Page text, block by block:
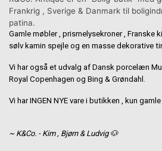
Frankrig , Sverige & Danmark til
patina.
Gamle møbler , prismelysekroner , Franske
sølv kamin spejle og en masse dekorative
Vi har også et udvalg af Dansk porcelæn
Royal Copenhagen og Bing & Grøndahl.
Vi har INGEN NYE vare i butikken , kun
~ K&Co. - Kim , Bjørn & Ludvig 🐶